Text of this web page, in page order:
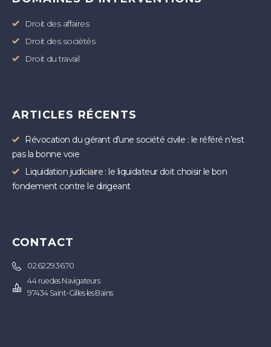
Droit des affaires
Droit des sociétés
Droit du travail
ARTICLES RÉCENTS
Révocation du gérant d’une société civile : le référé n’est
pas la bonne voie
Liquidation judiciaire : le liquidateur doit choisir le bon
fondement contre le dirigeant
CONTACT
02.62.29.36.70
44 rue des Navigateurs
97434 Saint-Gilles les Bains